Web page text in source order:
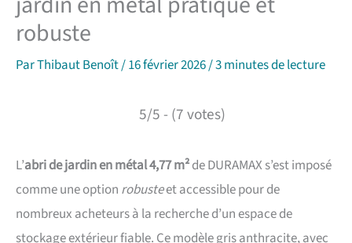
robuste
ParThibaut Benoît/16 février 2026/3 minutes de lecture
5/5 - (7 votes)
L’abri de jardin en métal 4,77 m²de DURAMAX s’est imposé
comme une option robusteet accessible pour de
nombreux acheteurs à la recherche d’un espace de
stockage extérieur fiable. Ce modèle gris anthracite, avec